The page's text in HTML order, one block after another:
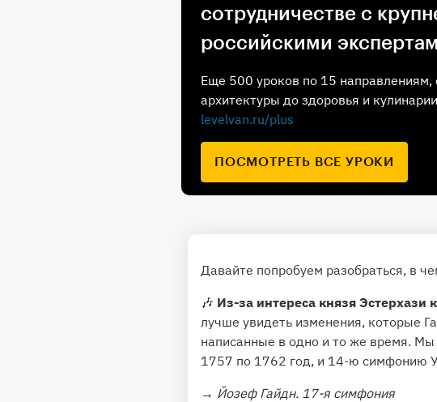
сотрудничестве с
российскими
Еще 500 уроков по 15 направлениям,
архитектуры до здоровья и
levelvan.ru/plus
ПОСМОТРЕТЬ ВСЕ УРОКИ
Давайте попробуем разобраться, в
🎶 Из-за интереса князя Эстерхази
лучше увидеть изменения, которые
написанные в одно и то же время.
1757 по 1762 год, и 14-ю симфонию
→ Йозеф Гайдн. 17-я симфония